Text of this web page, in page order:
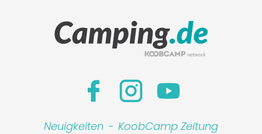
Neuigkeiten - KoobCamp Zeitung